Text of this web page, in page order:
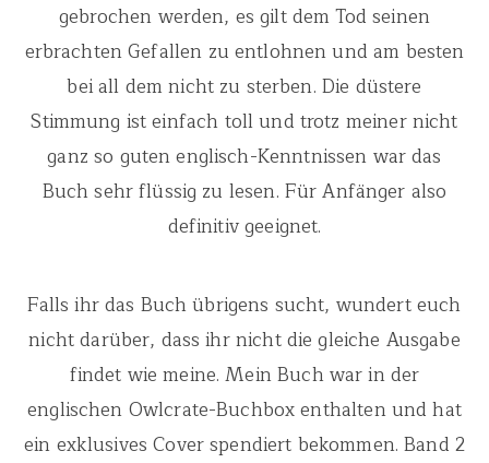
gebrochen werden, es gilt dem Tod seinen
erbrachten Gefallen zu entlohnen und am besten
bei all dem nicht zu sterben. Die düstere
Stimmung ist einfach toll und trotz meiner nicht
ganz so guten englisch-Kenntnissen war das
Buch sehr flüssig zu lesen. Für Anfänger also
definitiv geeignet.
Falls ihr das Buch übrigens sucht, wundert euch
nicht darüber, dass ihr nicht die gleiche Ausgabe
findet wie meine. Mein Buch war in der
englischen Owlcrate-Buchbox enthalten und hat
ein exklusives Cover spendiert bekommen. Band 2